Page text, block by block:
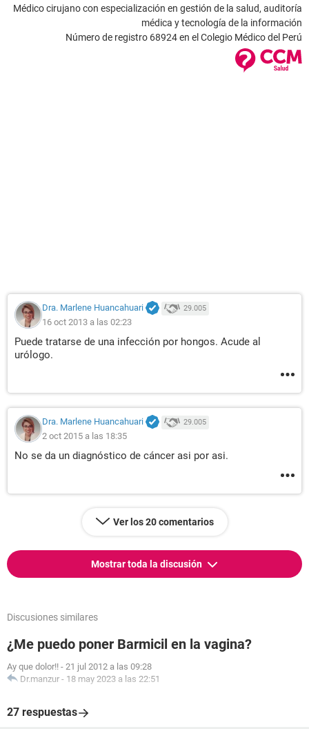
Médico cirujano con especialización en gestión de la salud, auditoría
médica y tecnología de la información
Número de registro 68924 en el Colegio Médico del Perú
Dra. Marlene Huancahuari 29.005
16 oct 2013 a las 02:23
Puede tratarse de una infección por hongos. Acude al
urólogo.
Dra. Marlene Huancahuari 29.005
2 oct 2015 a las 18:35
No se da un diagnóstico de cáncer asi por asi.
Ver los 20 comentarios
Mostrar toda la discusión
Discusiones similares
¿Me puedo poner Barmicil en la vagina?
Ay que dolor!! - 21 jul 2012 a las 09:28
Dr.manzur - 18 may 2023 a las 22:51
27 respuestas